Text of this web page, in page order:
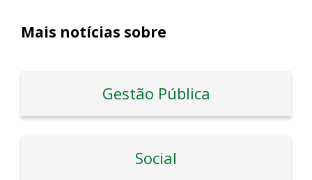
Mais notícias sobre
Gestão Pública
Social